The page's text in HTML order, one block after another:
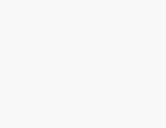
und Informationen zu